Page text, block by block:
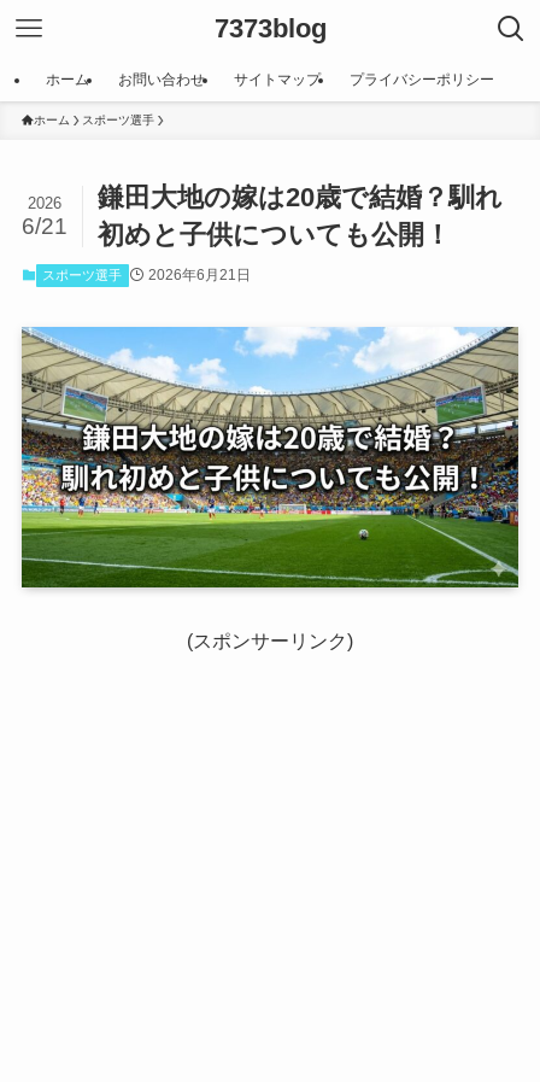
7373blog
ホーム お問い合わせ サイトマップ プライバシーポリシー
ホーム スポーツ選手
鎌田大地の嫁は20歳で結婚？馴れ
初めと子供についても公開！
2026
6/21
スポーツ選手 2026年6月21日
(スポンサーリンク)